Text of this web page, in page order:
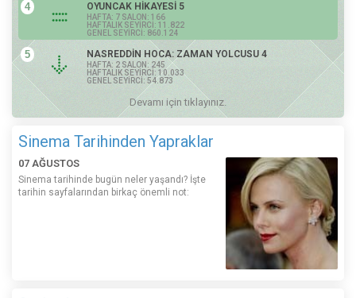
4 OYUNCAK HİKAYESİ 5
HAFTA: 7 SALON: 166
HAFTALIK SEYİRCİ: 11.822
GENEL SEYİRCİ: 860.124
5 NASREDDİN HOCA: ZAMAN YOLCUSU 4
HAFTA: 2 SALON: 245
HAFTALIK SEYİRCİ: 10.033
GENEL SEYİRCİ: 54.873
Devamı için tıklayınız.
Sinema Tarihinden Yapraklar
07 AĞUSTOS
Sinema tarihinde bugün neler yaşandı? İşte
tarihin sayfalarından birkaç önemli not: